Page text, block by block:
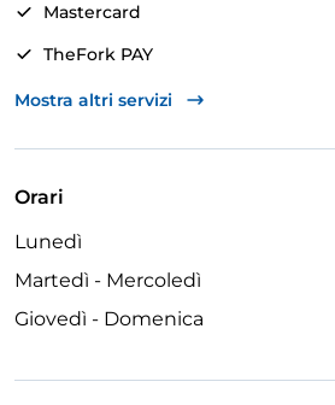
Mastercard
TheFork PAY
Unionpay via TheFork PAY
Mostra altri servizi
Orari
Lunedì
Martedì - Mercoledì
Giovedì - Domenica